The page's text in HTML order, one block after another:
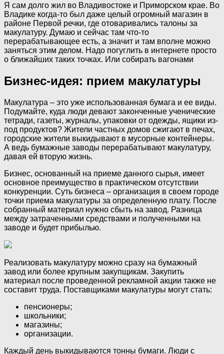
Я сам долго жил во Владивостоке и Приморском крае. Во
Владике когда-то был даже целый огромный магазин в
районе Первой речки, где отоваривались талоны за
макулатуру. Думаю и сейчас там что-то
перерабатывающее есть, а значит и там вполне можно
заняться этим делом. Надо погуглить в интернете просто
о ближайших таких точках. Или собирать вагонами
Бизнес-идея: прием макулатуры
Макулатура – это уже использованная бумага и ее виды.
Подумайте, куда люди девают законченные ученические
тетради, газеты, журналы, упаковки от одежды, ящики из-
под продуктов? Жители частных домов сжигают в печах,
городские жители выкидывают в мусорные контейнеры.
А ведь бумажные заводы перерабатывают макулатуру,
давая ей вторую жизнь.
Бизнес, основанный на приеме данного сырья, имеет
основное преимущество в практическом отсутствии
конкуренции. Суть бизнеса – организация в своем городе
точки приема макулатуры за определенную плату. После
собранный материал нужно сбыть на завод. Разница
между затраченными средствами и полученными на
заводе и будет прибылью.
Реализовать макулатуру можно сразу на бумажный
завод или более крупным закупщикам. Закупить
материал после проведенной рекламной акции также не
составит труда. Поставщиками макулатуры могут стать:
пенсионеры;
школьники;
магазины;
организации.
Каждый день выкидываются тонны бумаги. Люди с